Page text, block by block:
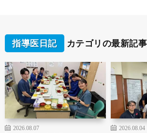
指導医日記 カテゴリの最新記事
2026.08.07
2026.08.04